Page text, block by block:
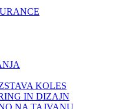
KOLES
IN DIZAJN
NA TAJVANU